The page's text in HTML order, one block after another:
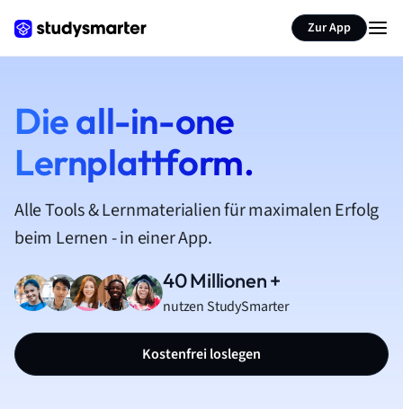
Zur App
Die all-in-one
Lernplattform.
Alle Tools & Lernmaterialien für maximalen Erfolg
beim Lernen - in einer App.
40 Millionen +
nutzen StudySmarter
Kostenfrei loslegen